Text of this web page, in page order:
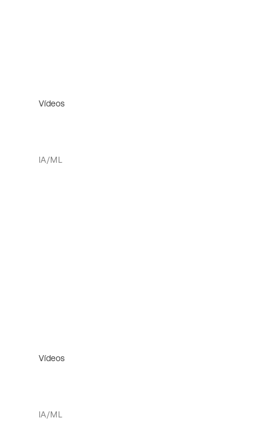
Vídeos
IA/ML
Vídeos
IA/ML